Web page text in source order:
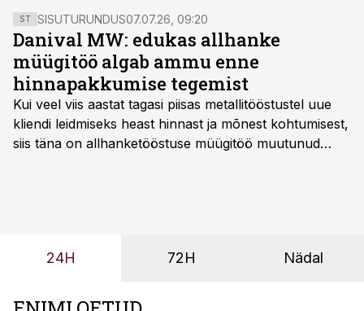
ST SISUTURUNDUS07.07.26, 09:20
Danival MW: edukas allhanke
müügitöö algab ammu enne
hinnapakkumise tegemist
Kui veel viis aastat tagasi piisas metallitööstustel uue
kliendi leidmiseks heast hinnast ja mõnest kohtumisest,
siis täna on allhanketööstuse müügitöö muutunud
24H 72H Nädal